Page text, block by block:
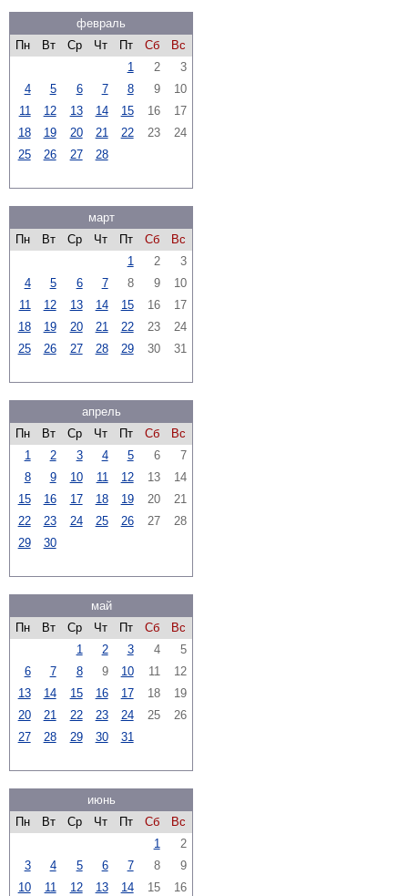
февраль
Пн
Вт Ср Чт Пт Сб
Вс
1
2
3
4
5 6 7 8 9
10
11
12 13 14 15 16
17
18
19 20 21 22 23
24
25
26 27 28
март
Пн
Вт Ср Чт Пт Сб
Вс
1
2
3
4
5 6 7 8 9
10
11
12 13 14 15 16
17
18
19 20 21 22 23
24
25
26 27 28 29 30 31
апрель
Пн
Вт Ср Чт Пт Сб
Вс
1
2 3 4 5 6
7
8
9 10 11 12 13
14
15
16 17 18 19 20
21
22
23 24 25 26 27
28
29
30
май
Пн
Вт Ср Чт Пт Сб
Вс
1
2 3 4
5
6
7 8 9 10 11
12
13
14 15 16 17 18
19
20
21 22 23 24 25
26
27
28 29 30 31
июнь
Пн
Вт Ср Чт Пт Сб
Вс
1
2
3
4 5 6 7 8
9
10
11 12 13 14 15
16